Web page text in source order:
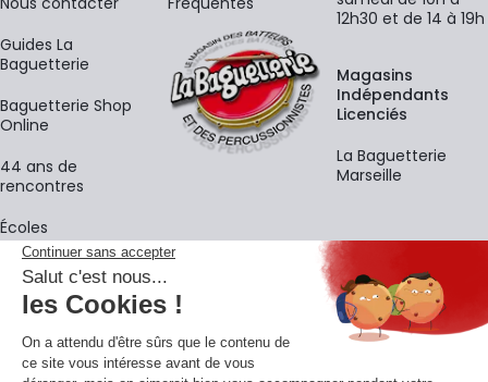
Guides La
Baguetterie
Baguetterie Shop
Online
44 ans de
rencontres
Écoles
12h30 et de 14 à 19h
Magasins
Indépendants
Licenciés
La Baguetterie
Marseille
La newsletter
Adresse e-mail
En vous inscrivant à notre newsletter, vous acceptez notre
confidentialité.